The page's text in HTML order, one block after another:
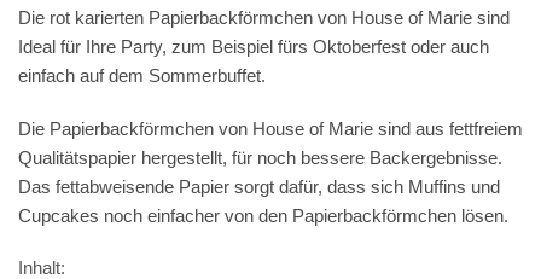
Die rot karierten Papierbackförmchen von House of Marie sind
Ideal für Ihre Party, zum Beispiel fürs Oktoberfest oder auch
einfach auf dem Sommerbuffet.
Die Papierbackförmchen von House of Marie sind aus fettfreiem
Qualitätspapier hergestellt, für noch bessere Backergebnisse.
Das fettabweisende Papier sorgt dafür, dass sich Muffins und
Cupcakes noch einfacher von den Papierbackförmchen lösen.
Inhalt: